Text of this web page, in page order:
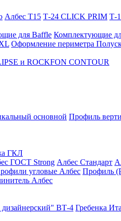
Албес T15 Т-24 CLICK PRIM Т-
для Baffle Комплектующие
Оформление периметра
и ROCKFON CONTOUR
основной Профиль
ГКЛ
ГОСТ Strong Албес Стандарт
угловые Албес Профиль
Албес
дизайнерский" ВТ-4 Гребенка